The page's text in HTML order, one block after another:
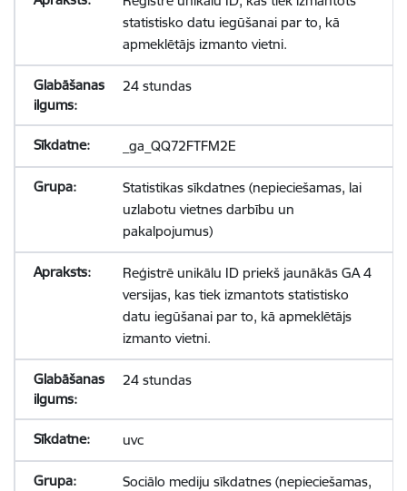
statistisko datu iegūšanai par to, kā
apmeklētājs izmanto vietni.
24 stundas
_ga_QQ72FTFM2E
Statistikas sīkdatnes (nepieciešamas, lai
uzlabotu vietnes darbību un
pakalpojumus)
Reģistrē unikālu ID priekš jaunākās GA 4
versijas, kas tiek izmantots statistisko
datu iegūšanai par to, kā apmeklētājs
izmanto vietni.
24 stundas
uvc
Sociālo mediju sīkdatnes (nepieciešamas,